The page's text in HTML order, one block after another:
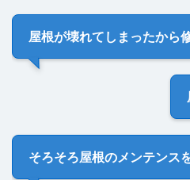
屋根が壊れてしまったから
そろそろ屋根のメンテンス